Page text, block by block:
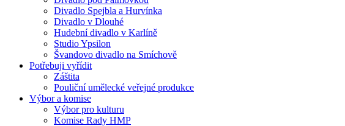
Divadlo Spejbla a Hurvínka
Divadlo v Dlouhé
Hudební divadlo v Karlíně
Studio Ypsilon
Švandovo divadlo na Smíchově
Potřebuji vyřídit
Záštita
Pouliční umělecké veřejné produkce
Výbor a komise
Výbor pro kulturu
Komise Rady HMP